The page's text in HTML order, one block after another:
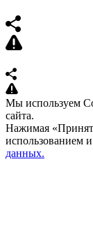
Мы используем
сайта.
Нажимая
использованием и
данных.